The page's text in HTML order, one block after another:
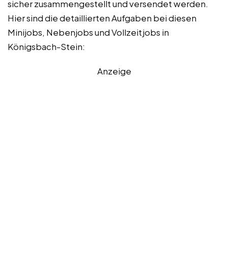
sicher zusammengestellt und versendet werden.
Hier sind die detaillierten Aufgaben bei diesen
Minijobs, Nebenjobs und Vollzeitjobs in
Königsbach-Stein:
Anzeige